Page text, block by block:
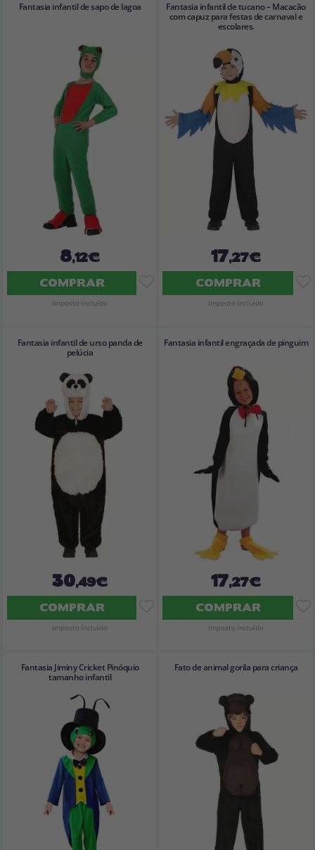
Fantasia infantil de sapo de lagoa
8,12€
COMPRAR
Imposto Incluído
Fantasia infantil de tucano – Macacão
com capuz para festas de carnaval e
escolares.
17,27€
COMPRAR
Imposto Incluído
Fantasia infantil de urso panda de
pelúcia
30,49€
COMPRAR
Imposto Incluído
Fantasia infantil engraçada de pinguim
17,27€
COMPRAR
Imposto Incluído
Fantasia Jiminy Cricket Pinóquio
tamanho infantil
Fato de animal gorila para criança